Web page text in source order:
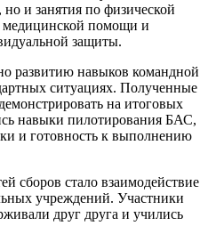
и занятия по физической
медицинской помощи и
защиты.
развитию навыков командной
ситуациях. Полученные
на итоговых
навыки пилотирования БАС,
и готовность к выполнению
сборов стало взаимодействие
учреждений. Участники
друг друга и учились